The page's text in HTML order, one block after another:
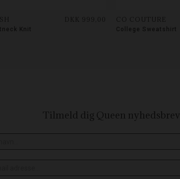
Knit
DKK 999,00 CO COUTURE
College Sweatshirt
Tilmeld dig Queen nyhedsbrev